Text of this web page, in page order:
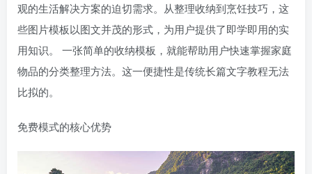
观的生活解决方案的迫切需求。从整理收纳到烹饪技巧，这
些图片模板以图文并茂的形式，为用户提供了即学即用的实
用知识。 一张简单的收纳模板，就能帮助用户快速掌握家庭
物品的分类整理方法。这一便捷性是传统长篇文字教程无法
比拟的。
免费模式的核心优势